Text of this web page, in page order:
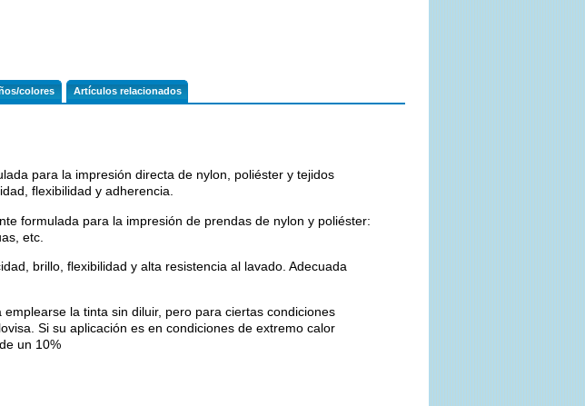
colores Artículos relacionados
para la impresión directa de nylon, poliéster y tejidos
flexibilidad y adherencia.
formulada para la impresión de prendas de nylon y poliéster:
etc.
brillo, flexibilidad y alta resistencia al lavado. Adecuada
la tinta sin diluir, pero para ciertas condiciones
Si su aplicación es en condiciones de extremo calor
un 10%